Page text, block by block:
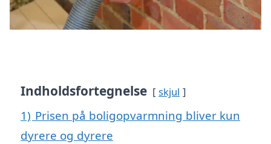
Indholdsfortegnelse skjul
1) Prisen på boligopvarmning bliver kun
dyrere og dyrere